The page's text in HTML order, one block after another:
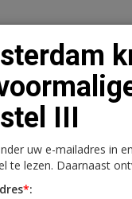
Vacaturebank
Kantoren
III
uw e-mailadres in
te lezen. Daarnaast
*: